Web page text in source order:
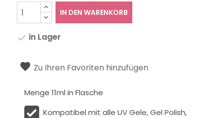
IN DEN WARENKORB
 in Lager
Zu Ihren Favoriten hinzufügen
Menge 11ml in Flasche
Kompatibel mit alle UV Gele, Gel Polish,